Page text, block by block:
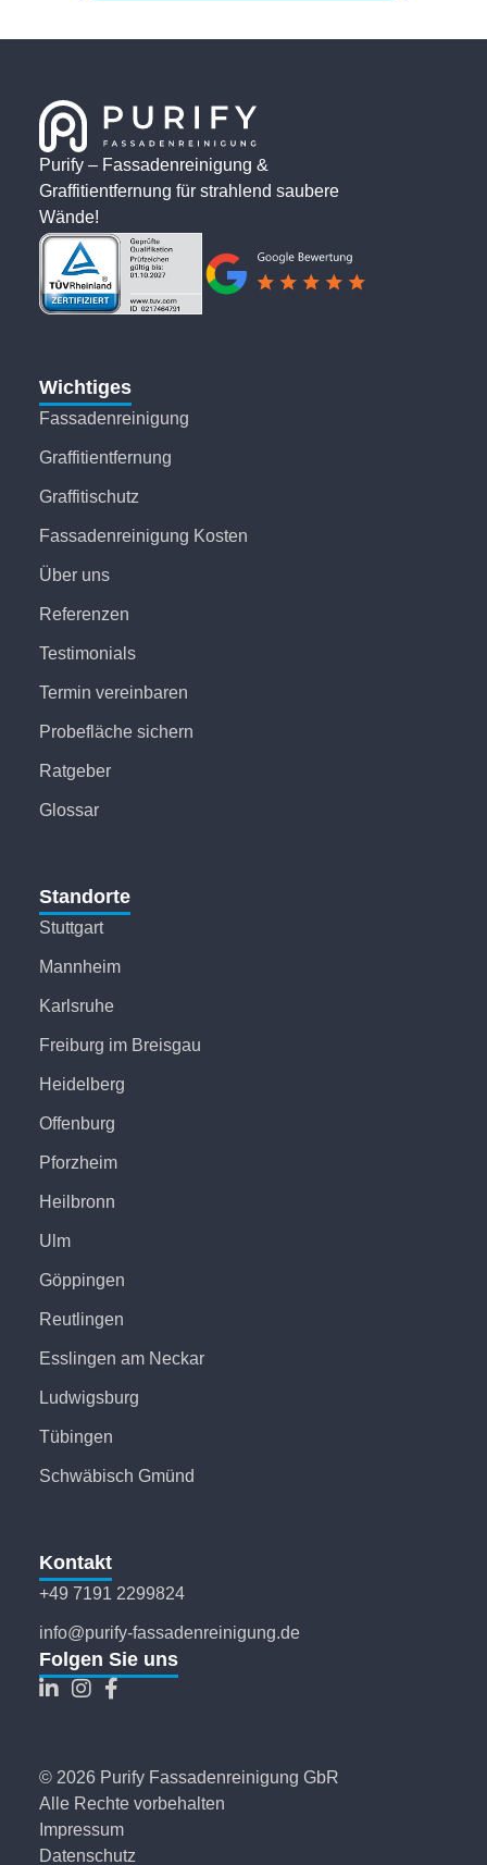
Purify – Fassadenreinigung &
Graffitientfernung für strahlend saubere
Wände!
Wichtiges
Fassadenreinigung
Graffitientfernung
Graffitischutz
Fassadenreinigung Kosten
Über uns
Referenzen
Testimonials
Termin vereinbaren
Probefläche sichern
Ratgeber
Glossar
Standorte
Stuttgart
Mannheim
Karlsruhe
Freiburg im Breisgau
Heidelberg
Offenburg
Pforzheim
Heilbronn
Ulm
Göppingen
Reutlingen
Esslingen am Neckar
Ludwigsburg
Tübingen
Schwäbisch Gmünd
Kontakt
+49 7191 2299824
info@purify-fassadenreinigung.de
Folgen Sie uns
© 2026 Purify Fassadenreinigung GbR
Alle Rechte vorbehalten
Impressum
Datenschutz